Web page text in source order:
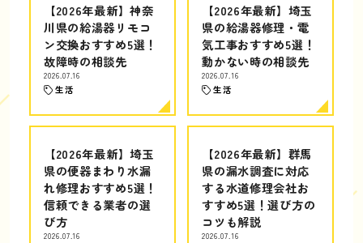
【2026年最新】神奈
川県の給湯器リモコ
ン交換おすすめ5選！
故障時の相談先
2026.07.16
生活
【2026年最新】埼玉
県の給湯器修理・電
気工事おすすめ5選！
動かない時の相談先
2026.07.16
生活
【2026年最新】埼玉
県の便器まわり水漏
れ修理おすすめ5選！
信頼できる業者の選
び方
2026.07.16
【2026年最新】群馬
県の漏水調査に対応
する水道修理会社お
すすめ5選！選び方の
コツも解説
2026.07.16